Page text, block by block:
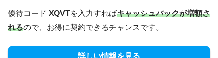
優待コード XQVTを入力すればキャッシュバックが増額さ
れるので、お得に契約できるチャンスです。
詳しい情報を見る